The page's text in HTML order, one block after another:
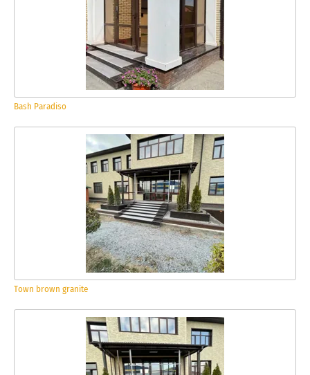
Bash Paradiso
Town brown granite